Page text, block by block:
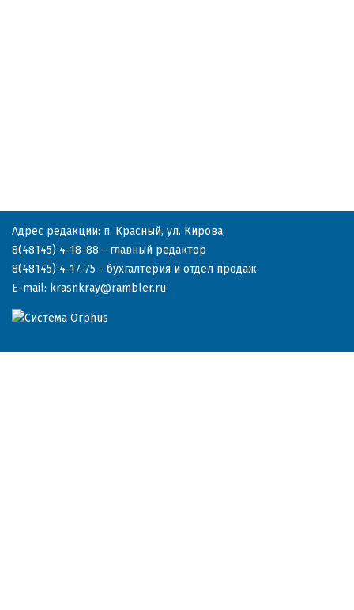
Адрес редакции: п. Красный, ул. Кирова,
8(48145) 4-18-88 - главный редактор
8(48145) 4-17-75 - бухгалтерия и отдел продаж
E-mail: krasnkray@rambler.ru